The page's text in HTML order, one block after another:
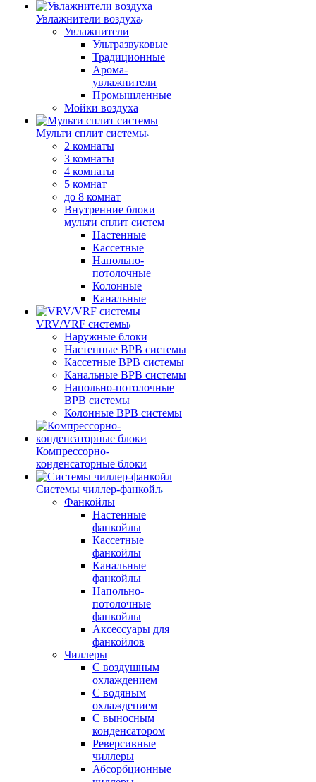
Увлажнители воздуха
Увлажнители
Ультразвуковые
Традиционные
Арома-
увлажнители
Промышленные
Мойки воздуха
Мульти сплит системы
2 комнаты
3 комнаты
4 комнаты
5 комнат
до 8 комнат
Внутренние блоки
мульти сплит систем
Настенные
Кассетные
Напольно-
потолочные
Колонные
Канальные
VRV/VRF системы
Наружные блоки
Настенные ВРВ системы
Кассетные ВРВ системы
Канальные ВРВ системы
Напольно-потолочные
ВРВ системы
Колонные ВРВ системы
Компрессорно-
конденсаторные блоки
Системы чиллер-фанкойл
Фанкойлы
Настенные
фанкойлы
Кассетные
фанкойлы
Канальные
фанкойлы
Напольно-
потолочные
фанкойлы
Аксессуары для
фанкойлов
Чиллеры
С воздушным
охлаждением
С водяным
охлаждением
С выносным
конденсатором
Реверсивные
чиллеры
Абсорбционные